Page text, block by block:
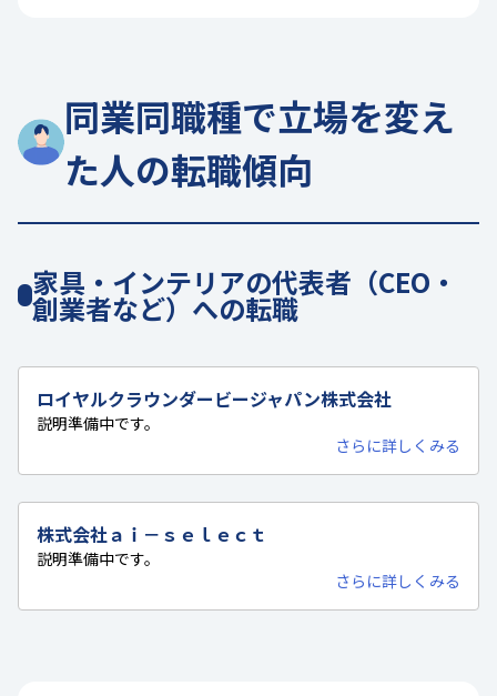
同業同職種で立場を変え
た人の転職傾向
家具・インテリアの代表者（CEO・
創業者など）への転職
ロイヤルクラウンダービージャパン株式会社
説明準備中です。
さらに詳しくみる
株式会社ａｉ－ｓｅｌｅｃｔ
説明準備中です。
さらに詳しくみる